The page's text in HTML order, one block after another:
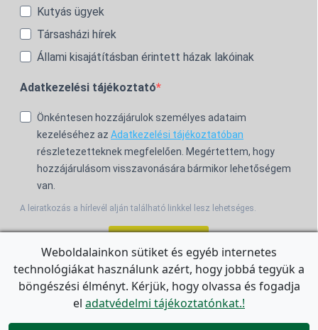
Kutyás ügyek
Társasházi hírek
Állami kisajátításban érintett házak lakóinak
Adatkezelési tájékoztató
Önkéntesen hozzájárulok személyes adataim
kezeléséhez az Adatkezelési tájékoztatóban
részletezetteknek megfelelően. Megértettem, hogy
hozzájárulásom visszavonására bármikor lehetőségem
van.
A leiratkozás a hírlevél alján található linkkel lesz lehetséges.
For the English Newsletter, clickHERE.
Weboldalainkon sütiket és egyéb internetes
technológiákat használunk azért, hogy jobbá tegyük a
böngészési élményt. Kérjük, hogy olvassa és fogadja
el adatvédelmi tájékoztatónkat.!